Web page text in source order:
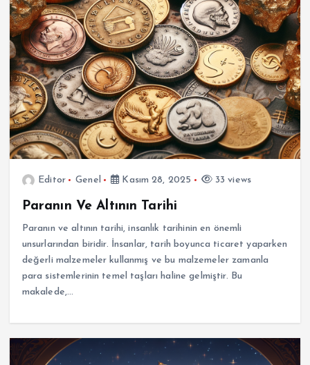
Editor Genel Kasım 28, 2025 33 views
Paranın Ve Altının Tarihi
Paranın ve altının tarihi, insanlık tarihinin en önemli
unsurlarından biridir. İnsanlar, tarih boyunca ticaret yaparken
değerli malzemeler kullanmış ve bu malzemeler zamanla
para sistemlerinin temel taşları haline gelmiştir. Bu
makalede,…